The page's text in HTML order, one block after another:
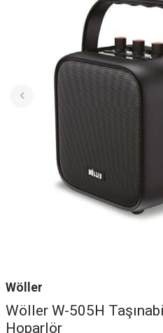
Wöller
Wöller W-505H
Hoparlör